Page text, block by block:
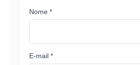
Nome *
E-mail *